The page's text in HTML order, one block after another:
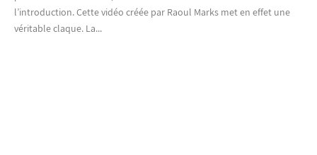
l’introduction. Cette vidéo créée par Raoul Marks met en effet une
véritable claque. La...